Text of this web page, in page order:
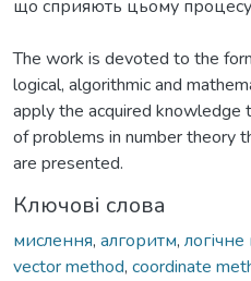
The work is devoted to the
logical, algorithmic and
apply the acquired knowledge
of problems in number theory
are presented.
Ключові слова
мислення, алгоритм,
vector method, coordinate